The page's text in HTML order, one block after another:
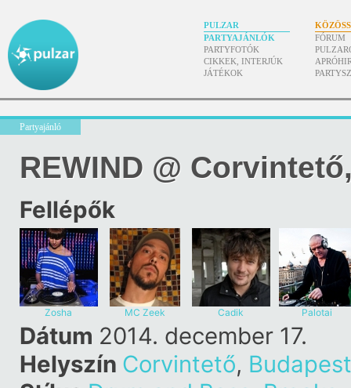
PULZAR
PARTYAJÁNLÓK
PARTYFOTÓK
CIKKEK, INTERJÚK
JÁTÉKOK
FÓRUM
Partyajánló
REWIND @
Fellépők
Zosha MC Zeek Cadik Palotai
Dátum 2014. december 17.
Helyszín Corvintető, Budapest